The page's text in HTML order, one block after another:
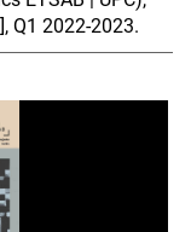
Q1 2022-2023.